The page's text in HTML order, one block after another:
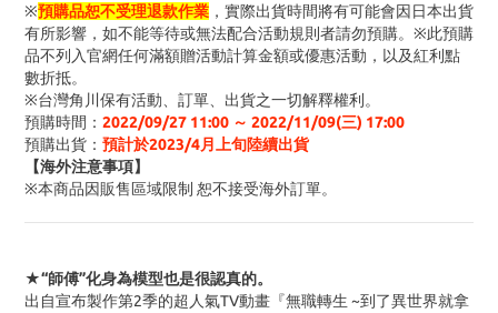
※預購品恕不受理退款作業 ，實際出貨時間將有可能會因日本出貨
有所影響，如不能等待或無法配合活動規則者請勿預購。※此預購
品不列入官網任何滿額贈活動計算金額或優惠活動 ，以及紅利點
數折抵。
※台灣角川保有活動、訂單、出貨之一切解釋權利。
預購時間 ： 2022/09/27 11:00 ～ 2022/11/09(三) 17:00
預購出貨： 預計於2023/4月上旬陸續出貨
【海外注意事項】
※本商品因販售區域限制 恕不接受海外訂單。
★“師傅”化身為模型也是很認真的。
出自宣布製作第2季的超人氣TV動畫『無職轉生 ~到了異世界就拿